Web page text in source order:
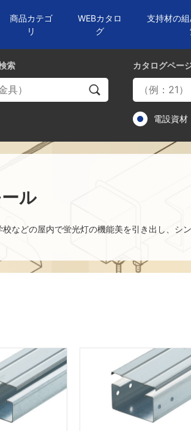
商品カテゴ
リ
WEBカタロ
グ
支持材の
カタログペー
電設資材
索
ル
などの屋内で蛍光灯の機能美を引き出し、シ